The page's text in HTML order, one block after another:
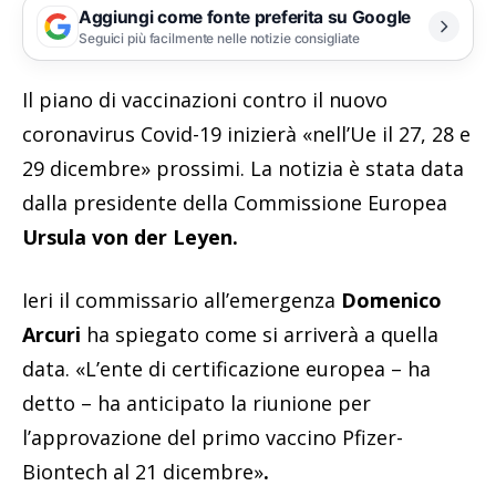
Aggiungi come fonte preferita su Google
Seguici più facilmente nelle notizie consigliate
Il piano di vaccinazioni contro il nuovo
coronavirus Covid-19 inizierà «nell’Ue il 27, 28 e
29 dicembre» prossimi. La notizia è stata data
dalla presidente della Commissione Europea
Ursula von der Leyen.
Ieri il commissario all’emergenza Domenico
Arcuri ha spiegato come si arriverà a quella
data. «L’ente di certificazione europea – ha
detto – ha anticipato la riunione per
l’approvazione del primo vaccino Pfizer-
Biontech al 21 dicembre».